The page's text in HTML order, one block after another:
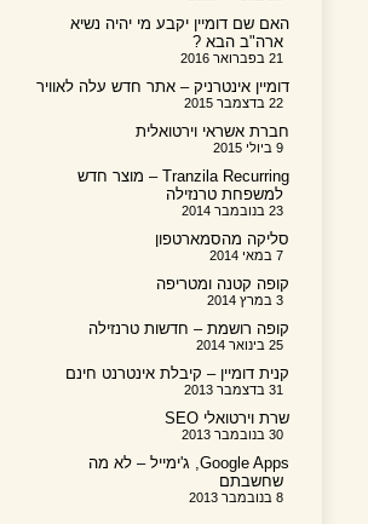
האם שם דומיין יקבע מי יהיה נשיא
ארה"ב הבא ?
דומיין אינטרניק – אתר חדש עלה לאוויר
חברת אשראי וירטואלית
Tranzila Recurring – מוצר חדש
למשפחת טרנזילה
סליקה מהסמארטפון
קופה קטנה ומטריפה
קופה רושמת – חדשות טרנזילה
קנית דומיין – קיבלת אינטרנט חינם
שרת וירטואלי SEO
Google Apps, ג'ימייל – לא מה
שחשבתם